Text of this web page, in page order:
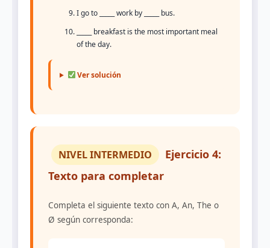
I go to _____ work by _____ bus.
_____ breakfast is the most important meal
of the day.
Ver solución
NIVEL INTERMEDIO
Ejercicio 4:
Texto para completar
Completa el siguiente texto con A, An, The o
Ø según corresponda: